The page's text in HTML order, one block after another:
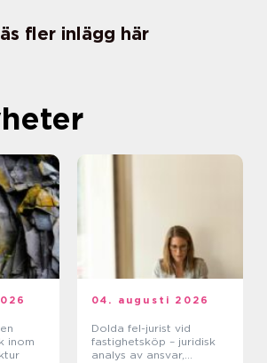
fler inlägg här
inom
04. augusti 2026
Dolda fel-jurist vid
fastighetsköp – juridisk
analys av ansvar,